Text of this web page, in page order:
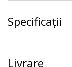
Specificații
Livrare